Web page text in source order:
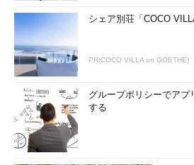
シェア別荘「COCO
PR(COCO VILLA on GOETHE)
グループポリシーでア
する